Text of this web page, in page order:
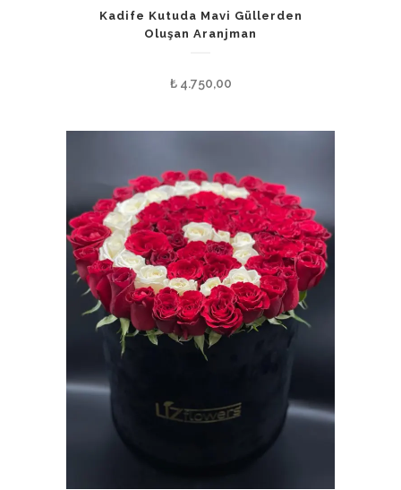
Kadife Kutuda Mavi Güllerden
Oluşan Aranjman
₺4.750,00